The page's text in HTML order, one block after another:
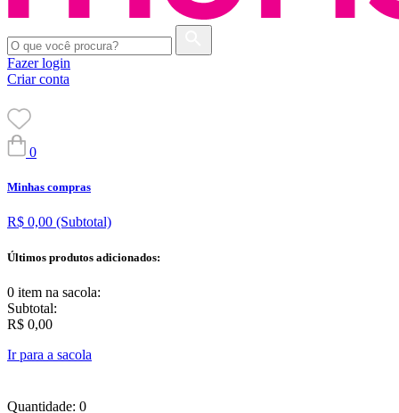
Fazer login
Criar conta
0
Minhas compras
R$ 0,00 (Subtotal)
Últimos produtos adicionados:
0 item na sacola:
Subtotal:
R$ 0,00
Ir para a sacola
Quantidade: 0